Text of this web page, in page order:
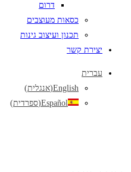
דרום
כסאות מעוצבים
תכנון ועיצוב גינות
יצירת קשר
עברית
English
(אנגלית)
Español
(ספרדית)